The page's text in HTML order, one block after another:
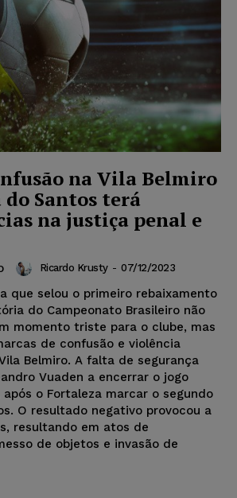
na Vila Belmiro
do Santos terá
na justiça penal e
Ricardo Krusty - 07/12/2023
que selou o primeiro rebaixamento
do Campeonato Brasileiro não
momento triste para o clube, mas
de confusão e violência
Belmiro. A falta de segurança
Vuaden a encerrar o jogo
o Fortaleza marcar o segundo
O resultado negativo provocou a
resultando em atos de
de objetos e invasão de